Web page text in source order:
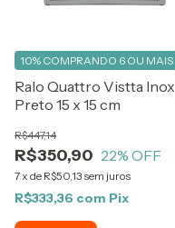
Ralo Quattro Vistta Inox
Preto 15 x 15 cm
R$350,90
R$447,14
22% OFF
7 x de R$50,13 sem juros
10% COMPRANDO 6 OU MAIS
R$333,36 com Pix